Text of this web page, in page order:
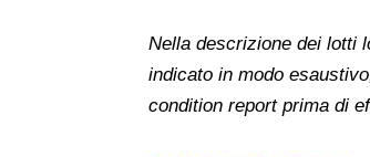
Nella descrizione dei lotti
indicato in modo
condition report prima di